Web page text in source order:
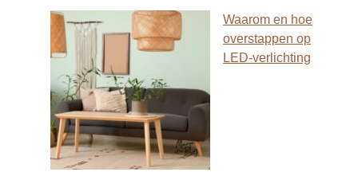
Waarom en hoe
overstappen op
LED-verlichting